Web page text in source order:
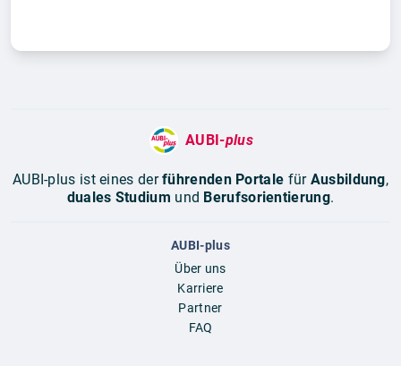
AUBI-plus
AUBI-plus ist eines derführenden Portale für Ausbildung,
duales Studium und Berufsorientierung.
AUBI-plus
Über uns
Karriere
Partner
FAQ